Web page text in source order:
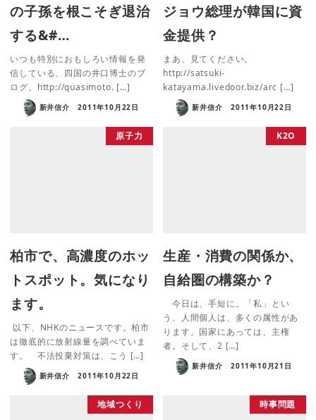
の子孫を根こそぎ退治
する&#…
いつも特別におもしろい情報を発
信している、四国の井口博士のブ
ログ。http://quasimoto. […]
新井信介 2011年10月22日
ジョウ総理が韓国に資
金提供？
まあ、見てください。
http://satsuki-
katayama.livedoor.biz/arc […]
新井信介 2011年10月22日
原子力
柏市で、高濃度のホッ
トスポット。気になり
ます。
以下、NHKのニュースです。柏市
は徹底的に放射線量を調べていま
す。 不法投棄対策は、こう […]
新井信介 2011年10月22日
K2O
生産・消費の関係か、
自給圏の構築か？
今日は、手短に。「私」とい
う、人間個人は、多くの属性があ
ります。国家にあっては、主権
者。そして、2 […]
新井信介 2011年10月21日
地域つくり 時事問題